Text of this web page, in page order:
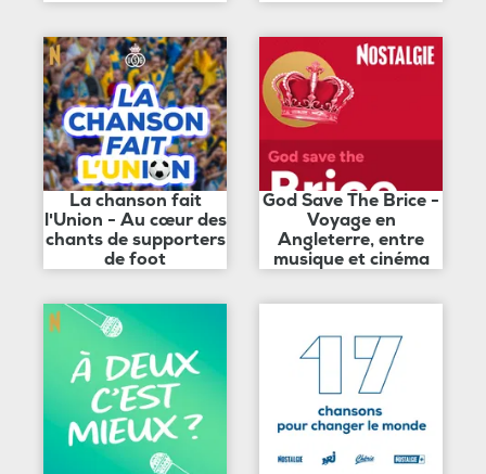
La chanson fait
l'Union - Au cœur des
chants de supporters
de foot
God Save The Brice -
Voyage en
Angleterre, entre
musique et cinéma